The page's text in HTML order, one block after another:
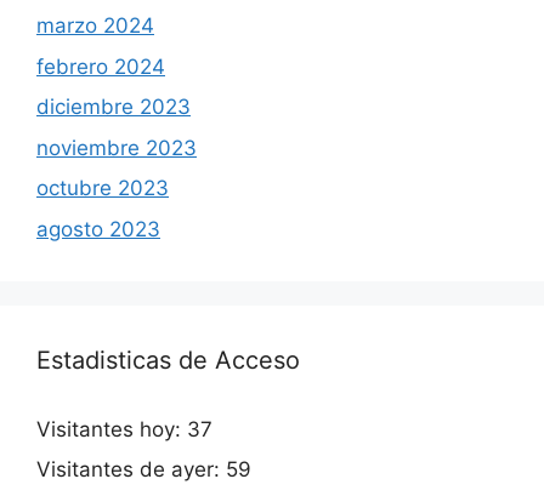
marzo 2024
febrero 2024
diciembre 2023
noviembre 2023
octubre 2023
agosto 2023
Estadisticas de Acceso
Visitantes hoy: 37
Visitantes de ayer: 59